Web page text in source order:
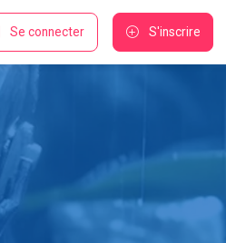
S'inscrire
Se connecter